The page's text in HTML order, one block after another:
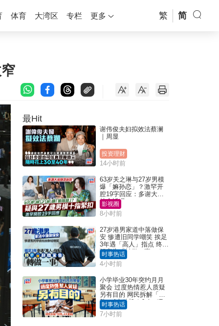
体育 大湾区 专栏 更多 繁 简
最Hit
谢伟俊夫妇拟效法蔡澜
｜周显
投资理财
14小时前
63岁关之琳与27岁男模
爆「嫲孙恋」？激罕开
腔19字回应：多谢大家
挂念近况
影视圈
8小时前
27岁港男家道中落做保
安 惨遭旧同学嘲笑 挨足
3年遇「高人」指点 终辞
职宣告「转做一事」｜
Juicy叮
时事热话
4小时前
小学毕业30年突约月月
聚会 过度热情惹人质疑
另有目的 网民拆解「扮
熟」4大动机｜Juicy叮
时事热话
7小时前